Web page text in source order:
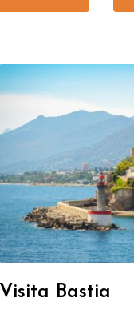
Visita Bastia